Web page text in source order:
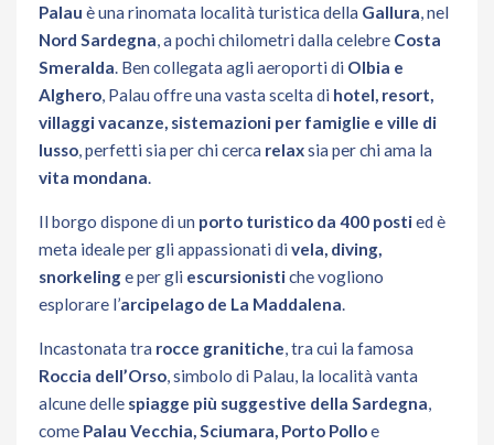
Palau è una rinomata località turistica della Gallura , nel
Nord Sardegna , a pochi chilometri dalla celebre Costa
Smeralda . Ben collegata agli aeroporti di Olbia e
Alghero , Palau offre una vasta scelta di hotel, resort,
villaggi vacanze, sistemazioni per famiglie e ville di
lusso , perfetti sia per chi cerca relaxsia per chi ama la
vita mondana
Il borgo dispone di un porto turistico da 400 postied è
meta ideale per gli appassionati divela, diving,
snorkelinge per gli escursionistiche vogliono
esplorare l’arcipelago de La Maddalena
Incastonata tra rocce granitiche , tra cui la famosa
Roccia dell’Orso , simbolo di Palau, la località vanta
alcune delle spiagge più suggestive della Sardegna
come Palau Vecchia, Sciumara, Porto Polloe